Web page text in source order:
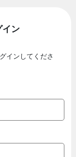
イン
インしてくださ